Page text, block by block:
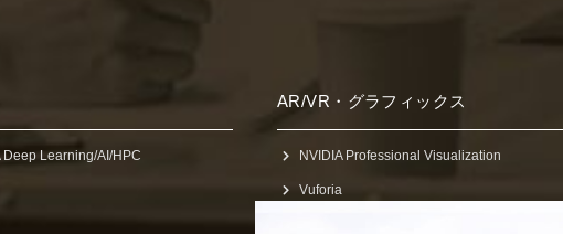
Deep Learning/AI/HPC
AR/VR・グラフィックス
NVIDIA Professional Visualization
Vuforia